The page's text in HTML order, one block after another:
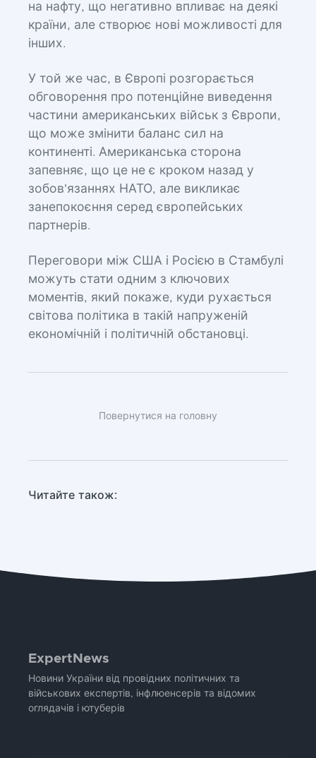
на нафту, що негативно впливає на деякі
країни, але створює нові можливості для
інших.
У той же час, в Європі розгорається
обговорення про потенційне виведення
частини американських військ з Європи,
що може змінити баланс сил на
континенті. Американська сторона
запевняє, що це не є кроком назад у
зобов'язаннях НАТО, але викликає
занепокоєння серед європейських
партнерів.
Переговори між США і Росією в Стамбулі
можуть стати одним з ключових
моментів, який покаже, куди рухається
світова політика в такій напруженій
економічній і політичній обстановці.
Повернутися на головну
Читайте також:
ExpertNews
Новини України від провідних політичних та
військових експертів, інфлюенсерів та відомих
оглядачів і ютуберів